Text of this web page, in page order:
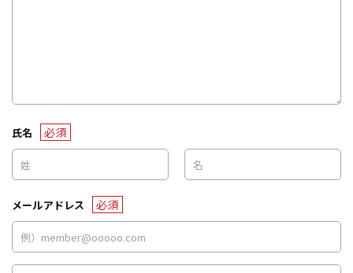
氏名 必須
メールアドレス 必須